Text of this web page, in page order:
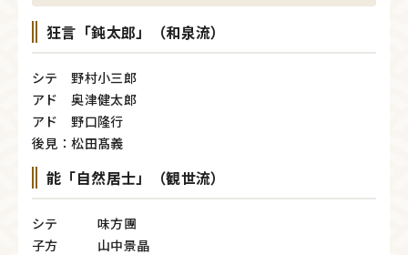
狂言「鈍太郎」（和泉流）
シテ 野村小三郎
アド 奥津健太郎
アド 野口隆行
後見：松田髙義
能「自然居士」（観世流）
シテ 味方團
子方 山中景晶